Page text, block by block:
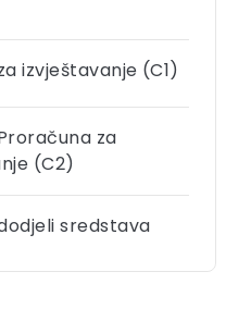
izvještavanje (C1)
za
(C2)
sredstava